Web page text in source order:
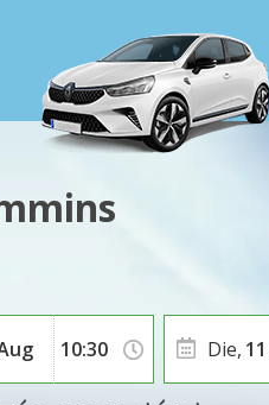
Die, 11